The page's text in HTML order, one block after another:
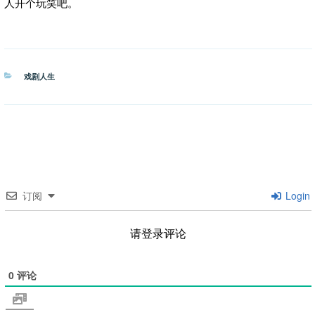
分
戏剧人生
订阅 Login
请登录评论
0 评论